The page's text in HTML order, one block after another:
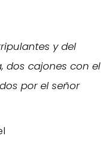
y del
dos cajones con el
por el señor